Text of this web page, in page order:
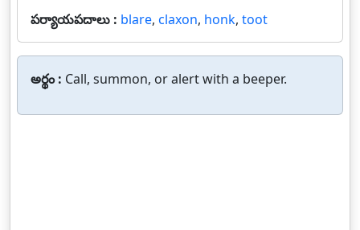
పర్యాయపదాలు : blare, claxon, honk, toot
అర్థం : Call, summon, or alert with a beeper.